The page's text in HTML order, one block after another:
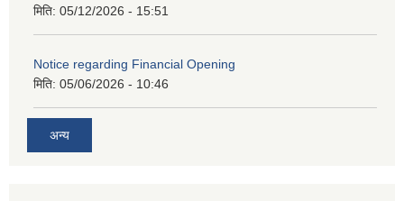
मिति: 05/12/2026 - 15:51
Notice regarding Financial Opening
मिति: 05/06/2026 - 10:46
अन्य